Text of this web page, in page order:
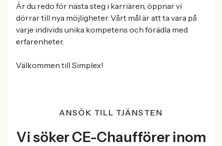
Är du redo för nästa steg i karriären, öppnar vi
dörrar till nya möjligheter. Vårt mål är att ta vara på
varje individs unika kompetens och förädla med
erfarenheter.
Välkommen till Simplex!
ANSÖK TILL TJÄNSTEN
Vi söker CE-Chaufförer inom